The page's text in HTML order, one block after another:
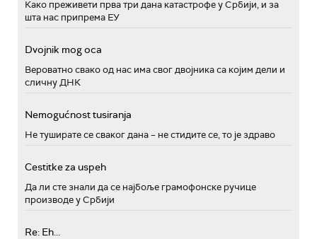
Како преживети прва три дана катастрофе у Србији, и за
шта нас припрема ЕУ
Dvojnik mog oca
Вероватно свако од нас има свог двојника са којим дели и
сличну ДНК
Nemogućnost tusiranja
Не туширате се сваког дана – не стидите се, то је здраво
Cestitke za uspeh
Да ли сте знали да се најбоље грамофонске ручице
производе у Србији
Re: Eh...